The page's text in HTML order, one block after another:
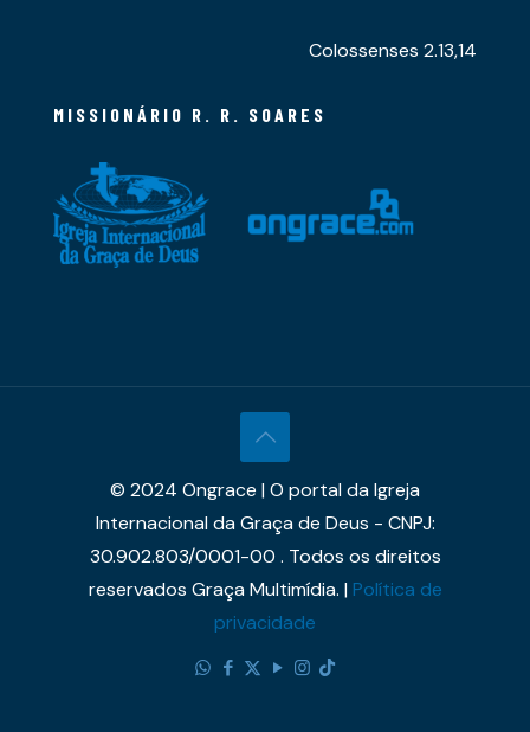
Colossenses 2.13,14
MISSIONÁRIO R. R. SOARES
© 2024 Ongrace | O portal da Igreja
Internacional da Graça de Deus - CNPJ:
30.902.803/0001-00 . Todos os direitos
reservados Graça Multimídia. |Política de
privacidade